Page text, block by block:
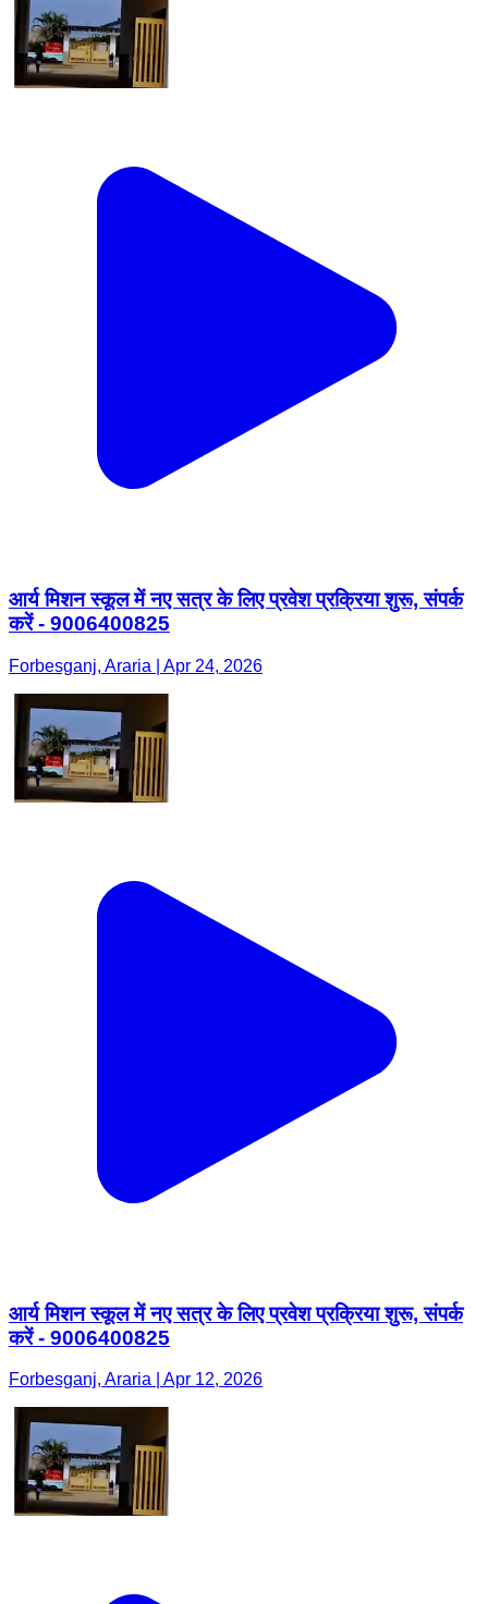
आर्य मिशन स्कूल में नए सत्र के लिए प्रवेश प्रक्रिया शुरू, संपर्क
करें - 9006400825
Forbesganj, Araria | Apr 24, 2026
आर्य मिशन स्कूल में नए सत्र के लिए प्रवेश प्रक्रिया शुरू, संपर्क
करें - 9006400825
Forbesganj, Araria | Apr 12, 2026